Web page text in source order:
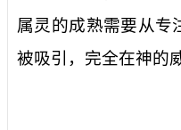
属灵的成熟需要从专
被吸引，完全在神的